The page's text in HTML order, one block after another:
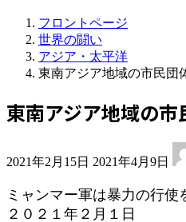
フロントページ
世界の闘い
アジア・太平洋
東南アジア地域の市民団
東南アジア地域の
2021年2月15日 終
新
日
2021年4月9日
ミャンマー軍は暴力の行
２０２１年２月１日